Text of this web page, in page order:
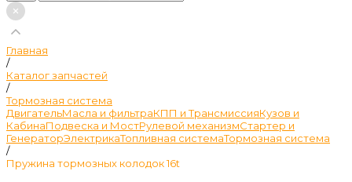
Главная
/
Каталог запчастей
/
Тормозная система
ДвигательМасла и фильтраКПП и ТрансмиссияКузов и
КабинаПодвеска и МостРулевой механизмСтартер и
ГенераторЭлектрикаТопливная системаТормозная система
/
Пружина тормозных колодок 16t